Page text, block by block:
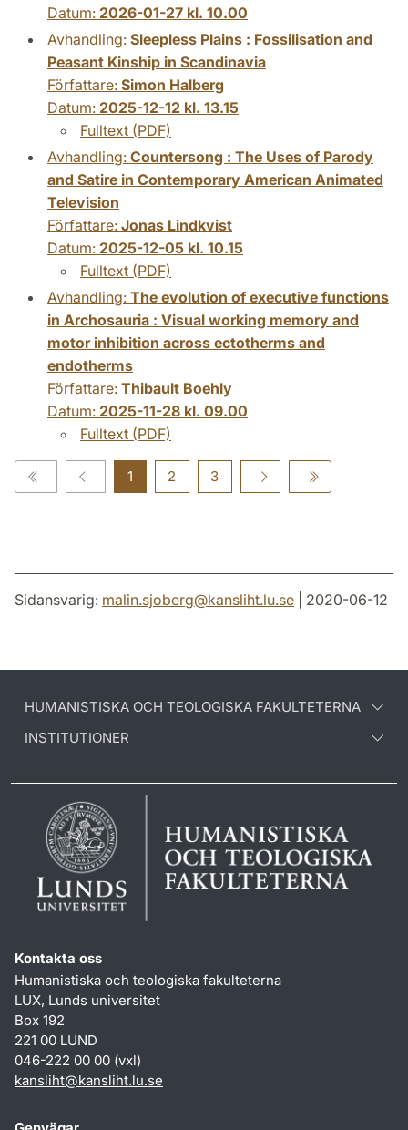
Datum: 2026-01-27 kl. 10.00
Avhandling: Sleepless Plains : Fossilisation and
Peasant Kinship in Scandinavia
Författare: Simon Halberg
Datum: 2025-12-12 kl. 13.15
Fulltext (PDF)
Avhandling: Countersong : The Uses of Parody
and Satire in Contemporary American Animated
Television
Författare: Jonas Lindkvist
Datum: 2025-12-05 kl. 10.15
Fulltext (PDF)
Avhandling: The evolution of executive functions
in Archosauria : Visual working memory and
motor inhibition across ectotherms and
endotherms
Författare: Thibault Boehly
Datum: 2025-11-28 kl. 09.00
Fulltext (PDF)
1 2 3
Sidansvarig: malin.sjoberg@kansliht.lu.se | 2020-06-12
HUMANISTISKA OCH TEOLOGISKA FAKULTETERNA
INSTITUTIONER
Kontakta oss
Humanistiska och teologiska fakulteterna
LUX, Lunds universitet
Box 192
221 00 LUND
046-222 00 00 (vxl)
kansliht@kansliht.lu.se